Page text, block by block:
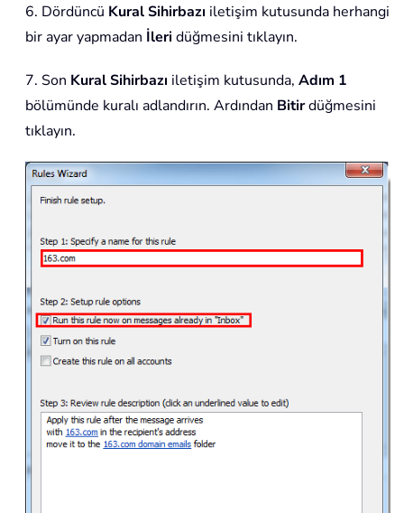
6. Dördüncü Kural Sihirbazı iletişim kutusunda herhangi
bir ayar yapmadan İleri düğmesini tıklayın.
7. Son Kural Sihirbazı iletişim kutusunda, Adım 1
bölümünde kuralı adlandırın. Ardından Bitirdüğmesini
tıklayın.